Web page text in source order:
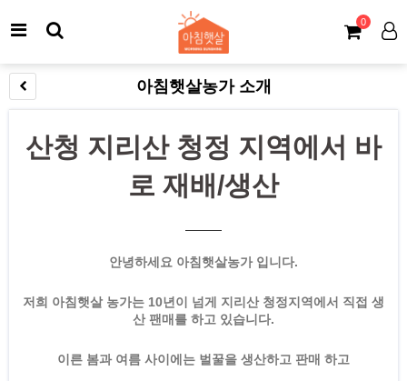
0
아침햇살농가 소개
산청 지리산 청정 지역에서 바
로 재배/생산
안녕하세요 아침햇살농가 입니다.
저희 아침햇살 농가는 10년이 넘게 지리산 청정지역에서 직접 생
산 팬매를 하고 있습니다.
이른 봄과 여름 사이에는 벌꿀을 생산하고 판매 하고